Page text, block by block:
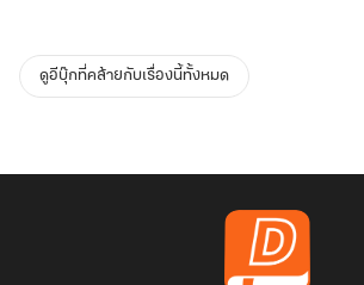
ดูอีบุ๊กที่คล้ายกับเรื่องนี้ทั้งหมด